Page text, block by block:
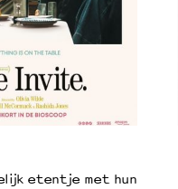
etentje met hun